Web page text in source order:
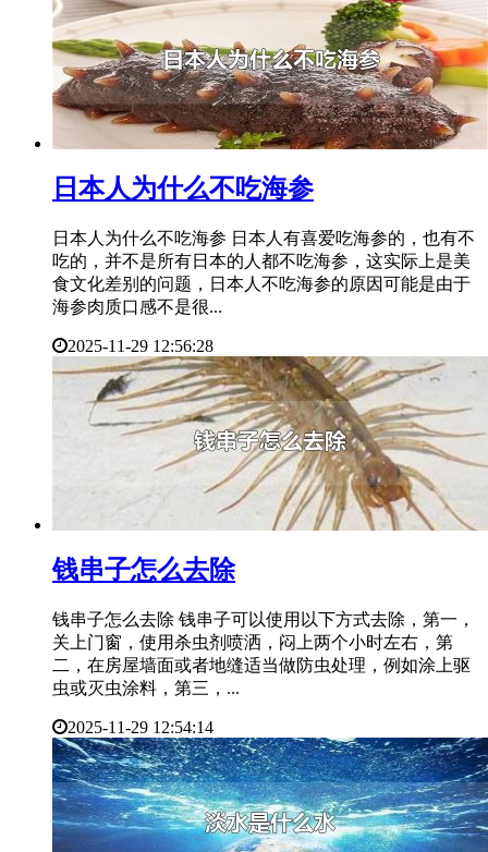
​日本人为什么不吃海参
日本人为什么不吃海参 日本人有喜爱吃海参的，也有不
吃的，并不是所有日本的人都不吃海参，这实际上是美
食文化差别的问题，日本人不吃海参的原因可能是由于
海参肉质口感不是很...
2025-11-29 12:56:28
​钱串子怎么去除
钱串子怎么去除 钱串子可以使用以下方式去除，第一，
关上门窗，使用杀虫剂喷洒，闷上两个小时左右，第
二，在房屋墙面或者地缝适当做防虫处理，例如涂上驱
虫或灭虫涂料，第三，...
2025-11-29 12:54:14